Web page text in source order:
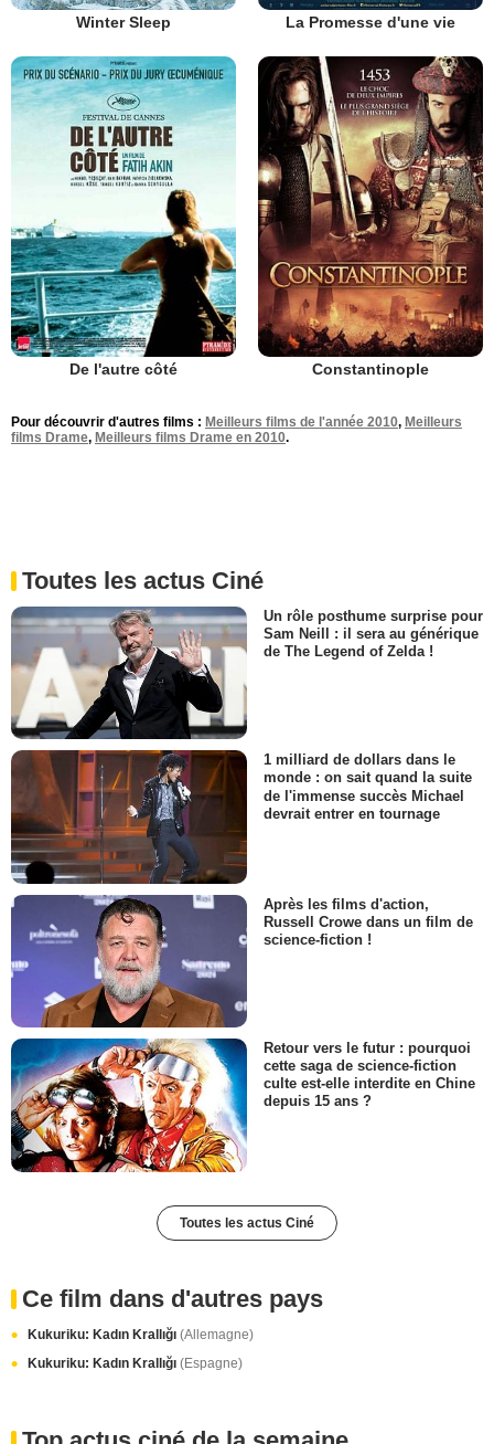
Winter Sleep La Promesse d'une vie
De l'autre côté Constantinople
Pour découvrir d'autres films : Meilleurs films de l'année 2010, Meilleurs
films Drame, Meilleurs films Drame en 2010.
Toutes les actus Ciné
Un rôle posthume surprise pour
Sam Neill : il sera au générique
de The Legend of Zelda !
1 milliard de dollars dans le
monde : on sait quand la suite
de l'immense succès Michael
devrait entrer en tournage
Après les films d'action,
Russell Crowe dans un film de
science-fiction !
Retour vers le futur : pourquoi
cette saga de science-fiction
culte est-elle interdite en Chine
depuis 15 ans ?
Toutes les actus Ciné
Ce film dans d'autres pays
Kukuriku: Kadın Krallığı (Allemagne)
Kukuriku: Kadın Krallığı (Espagne)